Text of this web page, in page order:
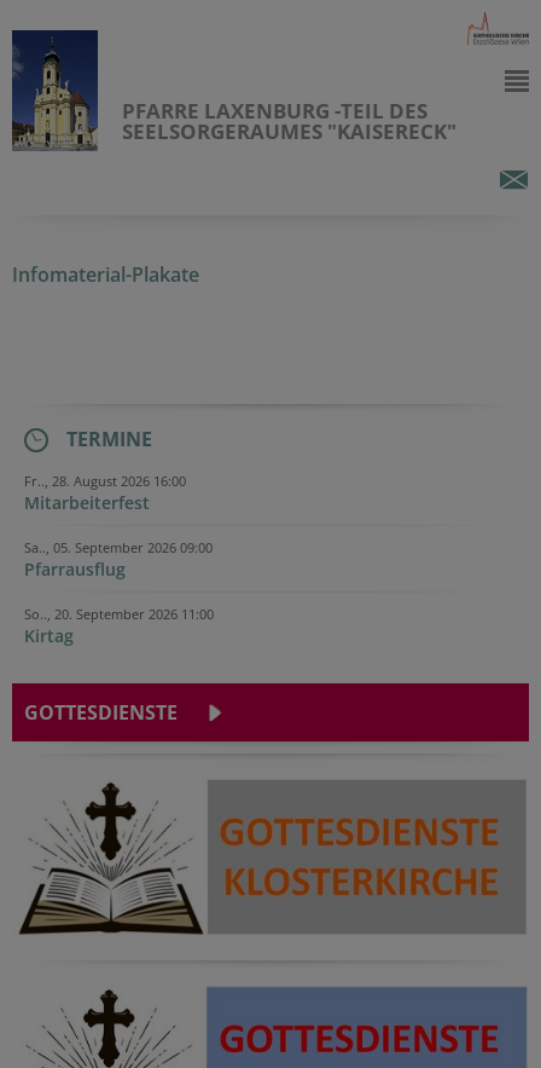
PFARRE LAXENBURG -TEIL DES
SEELSORGERAUMES "KAISERECK"
Infomaterial-Plakate
TERMINE
Fr.., 28. August 2026 16:00
Mitarbeiterfest
Sa.., 05. September 2026 09:00
Pfarrausflug
So.., 20. September 2026 11:00
Kirtag
GOTTESDIENSTE